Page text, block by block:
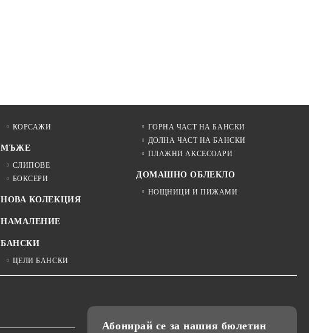
КОРСАЖИ
МЪЖЕ
СЛИПОВЕ
БОКСЕРИ
НОВА КОЛЕКЦИЯ
НАМАЛЕНИЕ
БАНСКИ
ЦЕЛИ БАНСКИ
ГОРНА ЧАСТ НА БАНСКИ
ДОЛНА ЧАСТ НА БАНСКИ
ПЛАЖНИ АКСЕСОАРИ
ДОМАШНО ОБЛЕКЛО
НОЩНИЦИ И ПИЖАМИ
Абонирай се за нашия бюлетин